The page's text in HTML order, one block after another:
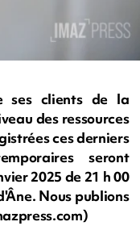
ses clients de la
des ressources
ces derniers
seront
2025 de 21 h 00
Nous publions